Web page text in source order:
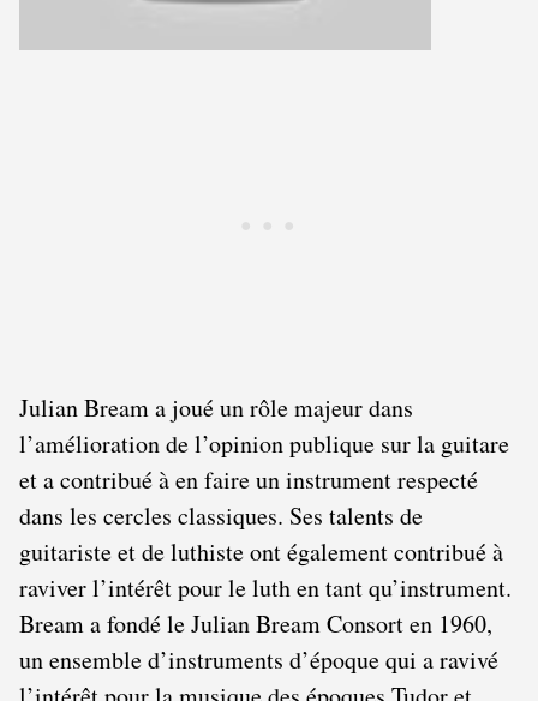
Julian Bream a joué un rôle majeur dans
l’amélioration de l’opinion publique sur la guitare
et a contribué à en faire un instrument respecté
dans les cercles classiques. Ses talents de
guitariste et de luthiste ont également contribué à
raviver l’intérêt pour le luth en tant qu’instrument.
Bream a fondé le Julian Bream Consort en 1960,
un ensemble d’instruments d’époque qui a ravivé